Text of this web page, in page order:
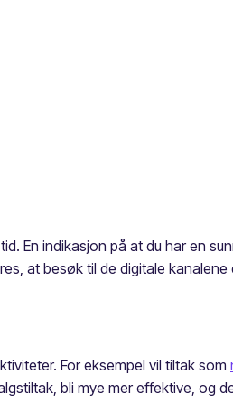
En indikasjon på at du har en
at besøk til de digitale
For eksempel vil tiltak som
bli mye mer effektive, og